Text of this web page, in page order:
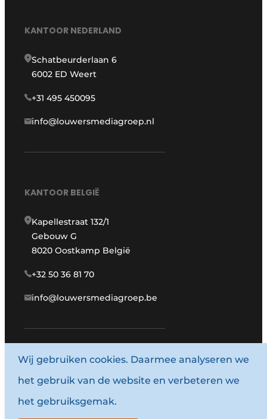
KANTOOR NEDERLAND
Schatbeurderlaan 6
6002 ED Weert
+31 495 450095
info@louwersmediagroep.nl
KANTOOR BELGIË
Kapellestraat 132/1
Gebouw G
8020 Oostkamp België
+32 50 36 81 70
info@louwersmediagroep.be
www.louwersmediagroep.com
© 1987 - 2026 Louwersmediagroep.
Algemene voorwaarden
Wij gebruiken cookies. Daarmee analyseren we
het gebruik van de website en verbeteren we
het gebruiksgemak.